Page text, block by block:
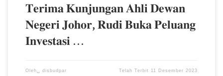
𝐓𝐞𝐫𝐢𝐦𝐚 𝐊𝐮𝐧𝐣𝐮𝐧𝐠𝐚𝐧 𝐀𝐡𝐥𝐢 𝐃𝐞𝐰𝐚𝐧
𝐍𝐞𝐠𝐞𝐫𝐢 𝐉𝐨𝐡𝐨𝐫, 𝐑𝐮𝐝𝐢 𝐁𝐮𝐤𝐚 𝐏𝐞𝐥𝐮𝐚𝐧𝐠
𝐈𝐧𝐯𝐞𝐬𝐭𝐚𝐬𝐢 …
Oleh␣ disbudpar Telah Terbit 11 Desember 2023